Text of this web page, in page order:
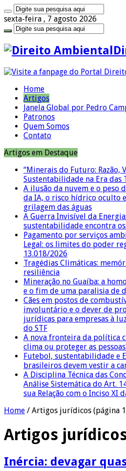
sexta-feira , 7 agosto 2026
Home
Artigos
Janela Global por Pedro
Patronos
Quem Somos
Contato
Artigos em Destaque
“Minerais do Futuro: Razão,
Sustentabilidade na Era das
A ilusão da nuvem e o peso
da IA, o risco hídrico oculto
grilagem das águas
A Guerra Invisível da
sustentabilidade encontra
Pagamento por serviços
Legal: os limites do poder
13.018/2026
Tragédias Climáticas:
resiliência
Mineração no Guaíba: a
e o fim de uma paralisia de
Cães em postos de
involuntário e o dever de
jurídicas para empresas à
do STF
A nova fronteira da política
clima ou proteger as
Futebol, sustentabilidade e
brasileiros devem vestir a
A Disciplina Técnica das
Análise Sistemática do Art.
sua Relação com o Inciso XI
Home / Artigos jurídicos (página
Artigos
Inércia: devagar